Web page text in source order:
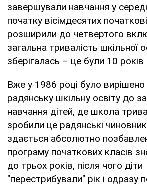
завершували навчання у
початку вісімдесятих
розширили до четвертого
загальна тривалість шкільної
зберігалась – це були 10 років
Вже у 1986 році було
радянську шкільну освіту до
навчання дітей, де школа
зробили це радянські
здається абсолютно
програму початкових класів
до трьох років, після чого діти
"перестрибували" рік і одразу